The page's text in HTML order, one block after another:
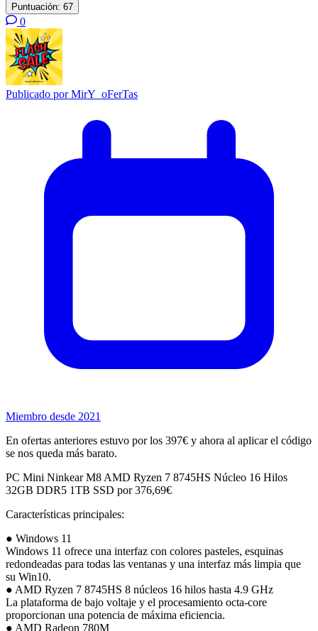
Puntuación: 67
0
Publicado porMirY_oFerTas
Miembro desde 2021
En ofertas anteriores estuvo por los 397€ y ahora al aplicar el código
se nos queda más barato.
PC Mini Ninkear M8 AMD Ryzen 7 8745HS Núcleo 16 Hilos
32GB DDR5 1TB SSD por 376,69€
Características principales:
● Windows 11
Windows 11 ofrece una interfaz con colores pasteles, esquinas
redondeadas para todas las ventanas y una interfaz más limpia que
su Win10.
● AMD Ryzen 7 8745HS 8 núcleos 16 hilos hasta 4.9 GHz
La plataforma de bajo voltaje y el procesamiento octa-core
proporcionan una potencia de máxima eficiencia.
● AMD Radeon 780M